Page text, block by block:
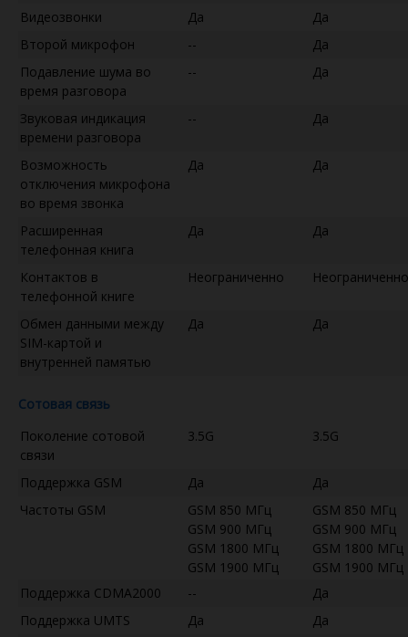
Видеозвонки
Да
Да
Второй микрофон
--
Да
Подавление шума во
время разговора
-- Да
Звуковая индикация
времени разговора
-- Да
Возможность
отключения микрофона
во время звонка
Да Да
Расширенная
телефонная книга
Да Да
Контактов в
телефонной книге
Неограниченно Неограниченно
Обмен данными между
SIM-картой и
внутренней памятью
Да Да
Сотовая связь
Поколение сотовой
связи
3.5G 3.5G
Поддержка GSM Да
Да
Частоты GSM
GSM 850 МГц
GSM 900 МГц
GSM 1800 МГц
GSM 1900 МГц
GSM 850 МГц
GSM 900 МГц
GSM 1800 МГц
GSM 1900 МГц
Поддержка CDMA2000
--
Да
Поддержка UMTS
Да
Да